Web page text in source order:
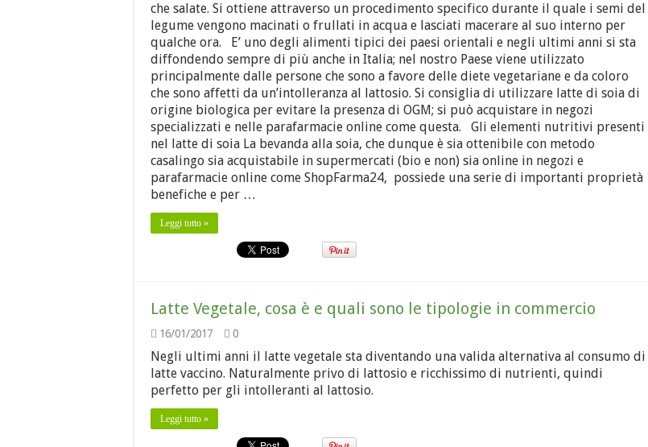
che salate. Si ottiene attraverso un procedimento specifico durante il quale i semi del
legume vengono macinati o frullati in acqua e lasciati macerare al suo interno per
qualche ora. E’ uno degli alimenti tipici dei paesi orientali e negli ultimi anni si sta
diffondendo sempre di più anche in Italia; nel nostro Paese viene utilizzato
principalmente dalle persone che sono a favore delle diete vegetariane e da coloro
che sono affetti da un’intolleranza al lattosio. Si consiglia di utilizzare latte di soia di
origine biologica per evitare la presenza di OGM; si può acquistare in negozi
specializzati e nelle parafarmacie online come questa. Gli elementi nutritivi presenti
nel latte di soia La bevanda alla soia, che dunque è sia ottenibile con metodo
casalingo sia acquistabile in supermercati (bio e non) sia online in negozi e
parafarmacie online come ShopFarma24, possiede una serie di importanti proprietà
benefiche e per …
Leggi tutto »
Latte Vegetale, cosa è e quali sono le tipologie in commercio
16/01/2017 0
Negli ultimi anni il latte vegetale sta diventando una valida alternativa al consumo di
latte vaccino. Naturalmente privo di lattosio e ricchissimo di nutrienti, quindi
perfetto per gli intolleranti al lattosio.
Leggi tutto »